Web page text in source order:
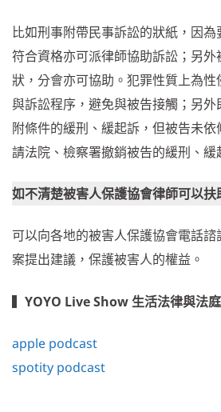
比如刑事附帶民事訴訟的狀紙，因
符合資格亦可派律師協助訴訟；另
狀，分會亦可協助。犯罪性質上為
與訴訟程序，避免與被告接觸；另
附條件的緩刑、緩起訴，但被告未
請法院、檢察署撤銷被告的緩刑、緩
如不清楚被害人保護協會律師可以
可以向各地的被害人保護協會電話
案提出建議，保護被害人的權益。
YOYO Live Show 生活法律與法
apple podcast
spotity podcast